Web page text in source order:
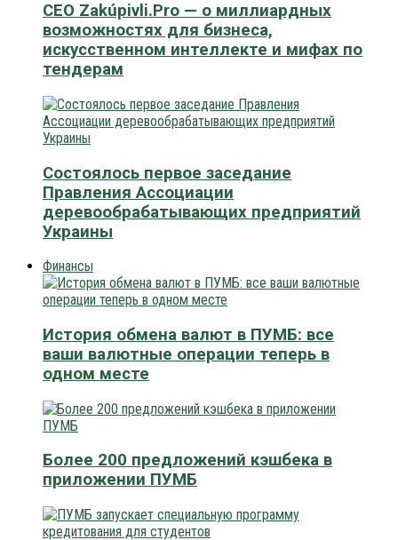
CEO Zakúpivli.Pro — о миллиардных
возможностях для бизнеса,
искусственном интеллекте и мифах по
тендерам
Состоялось первое заседание
Правления Ассоциации
деревообрабатывающих предприятий
Украины
Финансы
История обмена валют в ПУМБ: все
ваши валютные операции теперь в
одном месте
Более 200 предложений кэшбека в
приложении ПУМБ